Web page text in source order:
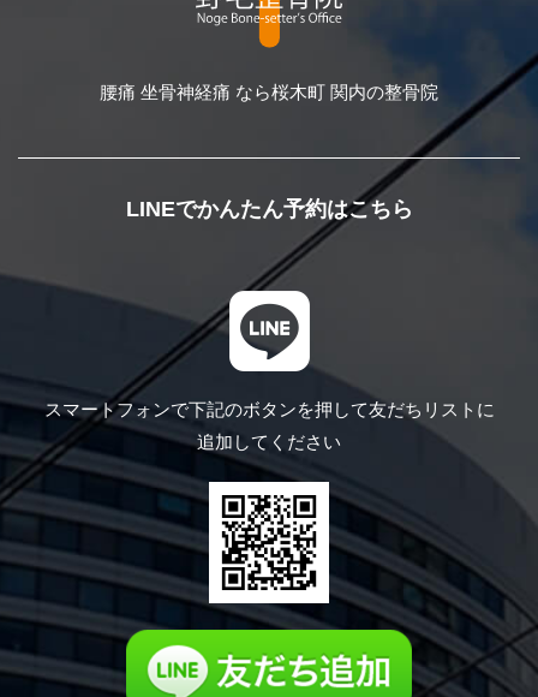
腰痛 坐骨神経痛 なら桜木町 関内の整骨院
LINEでかんたん予約はこちら
スマートフォンで下記のボタンを押して友だちリストに
追加してください